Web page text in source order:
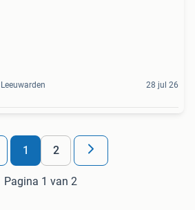
Leeuwarden 28 jul 26
1 2
Pagina 1 van 2